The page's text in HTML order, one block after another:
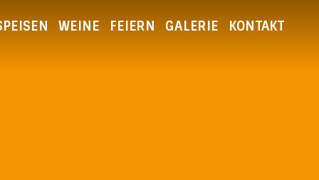
WEINE FEIERN GALERIE KONTAKT